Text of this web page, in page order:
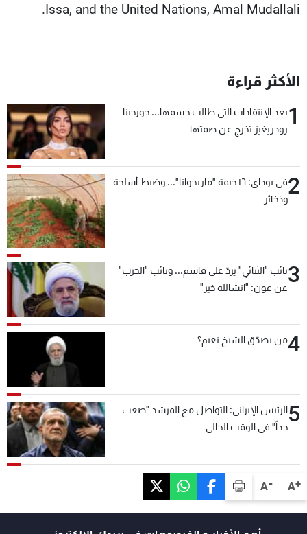
A+
A-
Issa, and the United Nations, Amal Mudallali.
الأكثر قراءة
1بعد الإنتقادات التي طالت جسمها... جورجينا
رودريغيز تخرج عن صمتها
2
في بوداي: ١٦ خيمة "ماريجوانا"... وضبط أسلحة
وذخائر
3نائب "الثنائي" يردّ على قاسم... ونائب "الحزب"
عن عون: "انشالله خير"
4من يصدّق الشيخ نعيم؟
5الرئيس الإيراني: التواصل مع المرشد "صعب
جداً" في الوقت الحالي